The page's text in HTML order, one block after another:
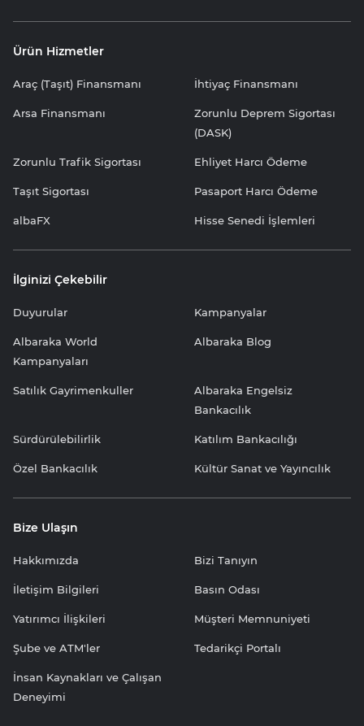
Ürün Hizmetler
Araç (Taşıt) Finansmanı İhtiyaç Finansmanı
Arsa Finansmanı
Zorunlu Deprem Sigortası
(DASK)
Zorunlu Trafik Sigortası Ehliyet Harcı Ödeme
Taşıt Sigortası Pasaport Harcı Ödeme
albaFX Hisse Senedi İşlemleri
İlginizi Çekebilir
Duyurular Kampanyalar
Albaraka World
Kampanyaları
Albaraka Blog
Satılık Gayrimenkuller
Albaraka Engelsiz
Bankacılık
Sürdürülebilirlik Katılım Bankacılığı
Özel Bankacılık Kültür Sanat ve Yayıncılık
Bize Ulaşın
Hakkımızda Bizi Tanıyın
İletişim Bilgileri Basın Odası
Yatırımcı İlişkileri Müşteri Memnuniyeti
Şube ve ATM'ler Tedarikçi Portalı
İnsan Kaynakları ve Çalışan
Deneyimi